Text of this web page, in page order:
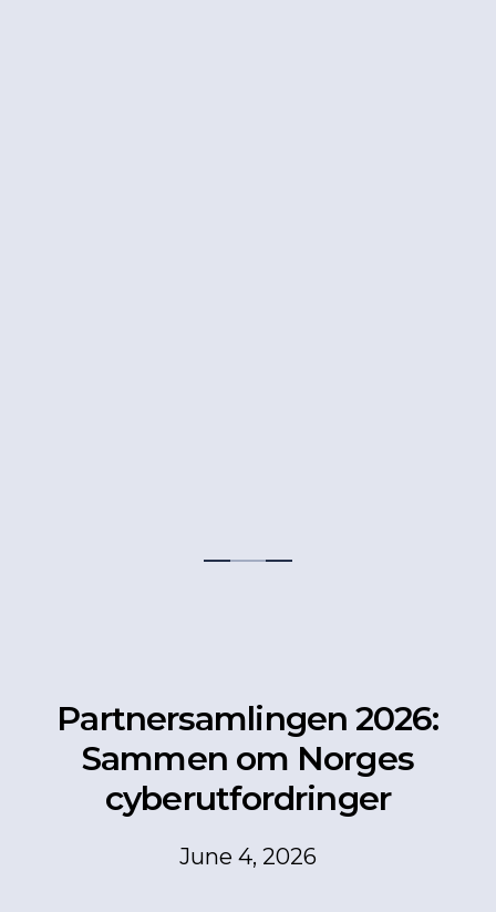
Partnersamlingen 2026:
Sammen om Norges
cyberutfordringer
June 4, 2026